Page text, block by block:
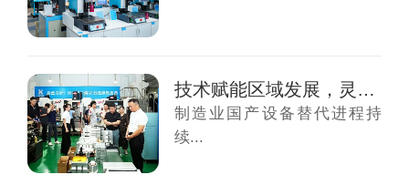
技术赋能区域发展，灵科超声波伺服技术交流会...
制造业国产设备替代进程持
续...